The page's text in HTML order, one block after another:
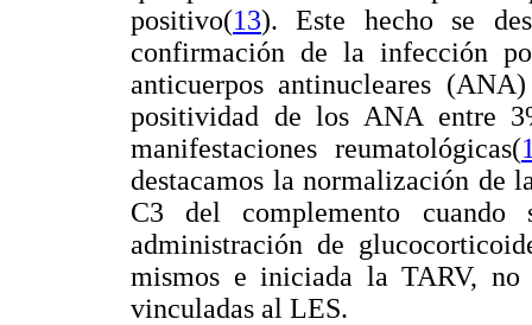
positivo(13). Este hecho se
confirmación de la infección
anticuerpos antinucleares
positividad de los ANA entre
manifestaciones reumatológicas(
destacamos la normalización de
C3 del complemento
administración de
mismos e iniciada la TARV, no
vinculadas al LES.